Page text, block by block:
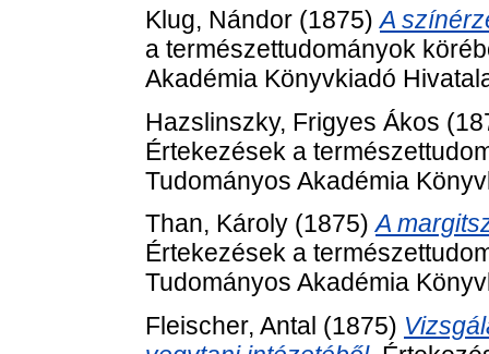
Klug, Nándor (1875)A
a természettudományok
Akadémia Könyvkiadó
Hazslinszky, Frigyes Ákos
Értekezések a
Tudományos Akadémia
Than, Károly (1875)A
Értekezések a
Tudományos Akadémia
Fleischer, Antal (1875)